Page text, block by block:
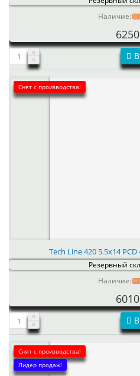
Наличие:
Снят с производства!
Tech Line 420 5.5x14 PCD
Резервный
Наличие:
Снят с производства!
Лидер продаж!